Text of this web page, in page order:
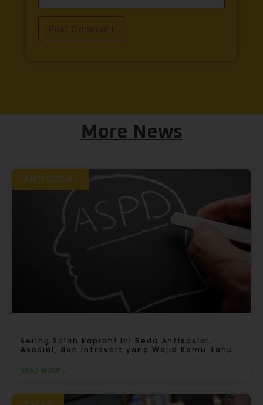
More News
ANTI SOSIAL
Sering Salah Kaprah! Ini Beda Antisosial,
Asosial, dan Introvert yang Wajib Kamu Tahu
READ MORE »